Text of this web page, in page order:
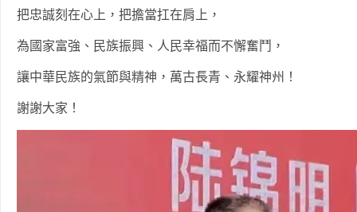
把忠誠刻在心上，把擔當扛在肩上，
為國家富強、民族振興、人民幸福而不懈奮鬥，
讓中華民族的氣節與精神，萬古長青、永耀神州！
謝謝大家！